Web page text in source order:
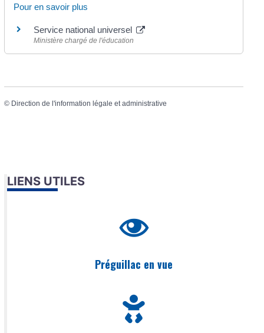
Pour en savoir plus
Service national universel
Ministère chargé de l'éducation
© Direction de l'information légale et administrative
LIENS UTILES
Préguillac en vue